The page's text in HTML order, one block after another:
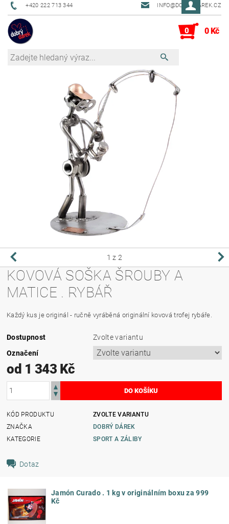
+420 222 713 344 INFO@DOBRYDAREK.CZ
0 0 Kč
1 z 2
KOVOVÁ SOŠKA ŠROUBY A
MATICE . RYBÁŘ
Každý kus je originál - ručně vyráběná originální kovová trofej rybáře.
Dostupnost
Zvolte variantu
Označení
od 1 343 Kč
KÓD PRODUKTU
ZVOLTE VARIANTU
ZNAČKA
DOBRÝ DÁREK
KATEGORIE
SPORT A ZÁLIBY
Dotaz
Jamón Curado . 1 kg v originálním boxu za 999
Kč